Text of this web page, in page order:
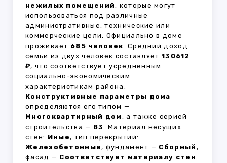
нежилых помещений, которые могут
использоваться под различные
административные, технические или
коммерческие цели. Официально в доме
проживает 685 человек. Средний доход
семьи из двух человек составляет 130612
₽, что соответствует усреднённым
социально-экономическим
характеристикам района.
Конструктивные параметры дома
определяются его типом —
Многоквартирный дом , а также серией
строительства — 83. Материал несущих
стен: Иные, тип перекрытий:
Железобетонные, фундамент — Сборный ,
фасад — Соответствует материалу стен.